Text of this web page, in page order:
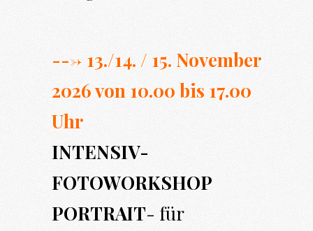
---> 13./14. / 15. November
2026 von 10.00 bis 17.00
Uhr
INTENSIV-
FOTOWORKSHOP
PORTRAIT- für